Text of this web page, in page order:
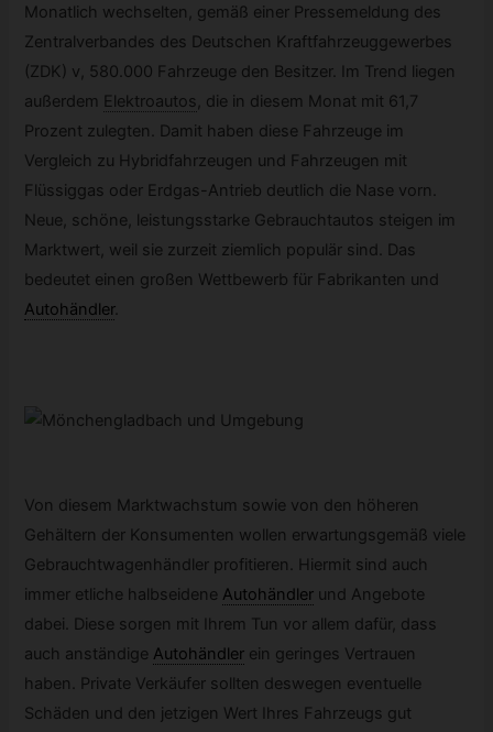
Monatlich wechselten, gemäß einer Pressemeldung des
Zentralverbandes des Deutschen Kraftfahrzeuggewerbes
(ZDK) v, 580.000 Fahrzeuge den Besitzer. Im Trend liegen
außerdem Elektroautos, die in diesem Monat mit 61,7
Prozent zulegten. Damit haben diese Fahrzeuge im
Vergleich zu Hybridfahrzeugen und Fahrzeugen mit
Flüssiggas oder Erdgas-Antrieb deutlich die Nase vorn.
Neue, schöne, leistungsstarke Gebrauchtautos steigen im
Marktwert, weil sie zurzeit ziemlich populär sind. Das
bedeutet einen großen Wettbewerb für Fabrikanten und
Autohändler.
Von diesem Marktwachstum sowie von den höheren
Gehältern der Konsumenten wollen erwartungsgemäß viele
Gebrauchtwagenhändler profitieren. Hiermit sind auch
immer etliche halbseidene Autohändler und Angebote
dabei. Diese sorgen mit Ihrem Tun vor allem dafür, dass
auch anständige Autohändler ein geringes Vertrauen
haben. Private Verkäufer sollten deswegen eventuelle
Schäden und den jetzigen Wert Ihres Fahrzeugs gut